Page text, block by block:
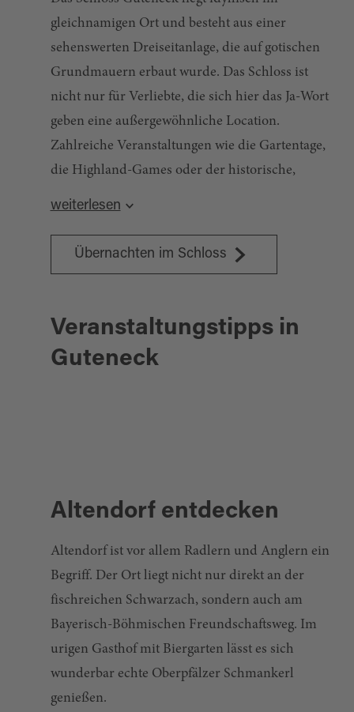
gleichnamigen Ort und besteht aus einer
sehenswerten Dreiseitanlage, die auf gotischen
Grundmauern erbaut wurde. Das Schloss ist
nicht nur für Verliebte, die sich hier das Ja-Wort
geben eine außergewöhnliche Location.
Zahlreiche Veranstaltungen wie die Gartentage,
die Highland-Games oder der historische,
romantische Weihnachtsmarkt bereichern das
übrigens im Schloss auch übernachten.
weiterlesen
Übernachten im Schloss
Veranstaltungstipps in
Guteneck
Altendorf entdecken
Altendorf ist vor allem Radlern und Anglern ein
Begriff. Der Ort liegt nicht nur direkt an der
fischreichen Schwarzach, sondern auch am
Bayerisch-Böhmischen Freundschaftsweg. Im
urigen Gasthof mit Biergarten lässt es sich
wunderbar echte Oberpfälzer Schmankerl
genießen.